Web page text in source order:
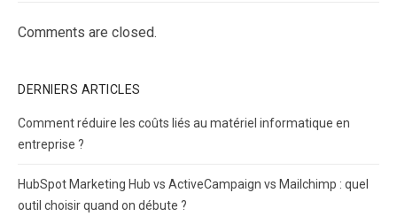
Comments are closed.
DERNIERS ARTICLES
Comment réduire les coûts liés au matériel informatique en
entreprise ?
HubSpot Marketing Hub vs ActiveCampaign vs Mailchimp : quel
outil choisir quand on débute ?